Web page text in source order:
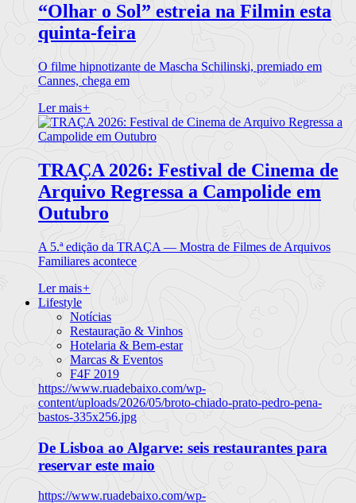
“Olhar o Sol” estreia na Filmin esta
quinta-feira
O filme hipnotizante de Mascha Schilinski, premiado em
Cannes, chega em
Ler mais+
TRAÇA 2026: Festival de Cinema de
Arquivo Regressa a Campolide em
Outubro
A 5.ª edição da TRAÇA — Mostra de Filmes de Arquivos
Familiares acontece
Ler mais+
Lifestyle
Notícias
Restauração & Vinhos
Hotelaria & Bem-estar
Marcas & Eventos
F4F 2019
https://www.ruadebaixo.com/wp-
content/uploads/2026/05/broto-chiado-prato-pedro-pena-
bastos-335x256.jpg
De Lisboa ao Algarve: seis restaurantes para
reservar este maio
https://www.ruadebaixo.com/wp-